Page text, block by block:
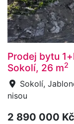
Prodej bytu
Sokolí, 26 m2
Sokolí,
nisou
2 890 000 Kč